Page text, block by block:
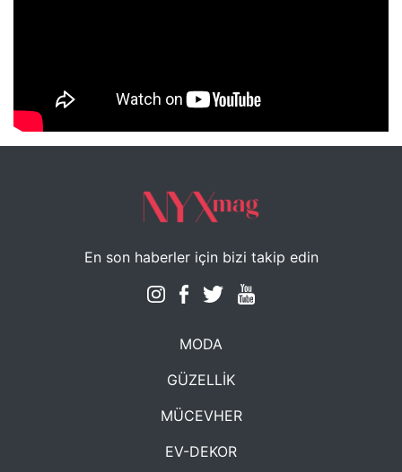
NYXmag 2. Yaş Kutlama Etkinliği
En son haberler için bizi takip edin
MODA
GÜZELLİK
MÜCEVHER
EV-DEKOR